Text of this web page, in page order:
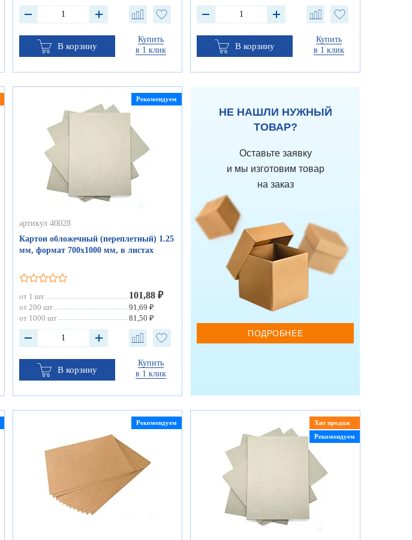
В корзину
Купить
в 1 клик
В корзину
Купить
в 1 клик
Рекомендуем
артикул 40028
Картон обложечный (переплетный) 1.25
мм, формат 700х1000 мм, в листах
от 1 шт 101,88 ₽
от 200 шт
91,69 ₽
от 1000 шт
81,50 ₽
В корзину
Купить
в 1 клик
НЕ НАШЛИ НУЖНЫЙ
ТОВАР?
Оставьте заявку
и мы изготовим товар
на заказ
ПОДРОБНЕЕ
Рекомендуем
Хит продаж
Рекомендуем